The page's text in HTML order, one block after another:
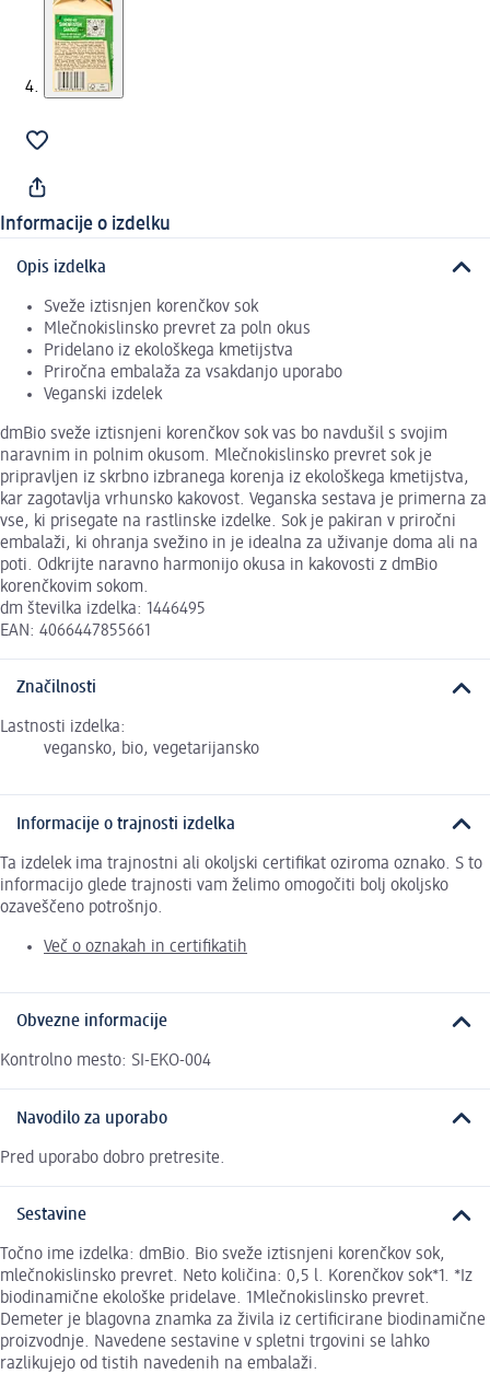
Informacije o izdelku
Opis izdelka
Sveže iztisnjen korenčkov sok
Mlečnokislinsko prevret za poln okus
Pridelano iz ekološkega kmetijstva
Priročna embalaža za vsakdanjo uporabo
Veganski izdelek
dmBio sveže iztisnjeni korenčkov sok vas bo navdušil s svojim
naravnim in polnim okusom. Mlečnokislinsko prevret sok je
pripravljen iz skrbno izbranega korenja iz ekološkega kmetijstva,
kar zagotavlja vrhunsko kakovost. Veganska sestava je primerna za
vse, ki prisegate na rastlinske izdelke. Sok je pakiran v priročni
embalaži, ki ohranja svežino in je idealna za uživanje doma ali na
poti. Odkrijte naravno harmonijo okusa in kakovosti z dmBio
korenčkovim sokom.
dm številka izdelka: 1446495
EAN: 4066447855661
Značilnosti
Lastnosti izdelka:
vegansko, bio, vegetarijansko
Informacije o trajnosti izdelka
Ta izdelek ima trajnostni ali okoljski certifikat oziroma oznako. S to
informacijo glede trajnosti vam želimo omogočiti bolj okoljsko
ozaveščeno potrošnjo.
Več o oznakah in certifikatih
Obvezne informacije
Kontrolno mesto: SI-EKO-004
Navodilo za uporabo
Pred uporabo dobro pretresite.
Sestavine
Točno ime izdelka: dmBio. Bio sveže iztisnjeni korenčkov sok,
mlečnokislinsko prevret. Neto količina: 0,5 l. Korenčkov sok*1. *Iz
biodinamične ekološke pridelave. 1Mlečnokislinsko prevret.
Demeter je blagovna znamka za živila iz certificirane biodinamične
proizvodnje. Navedene sestavine v spletni trgovini se lahko
razlikujejo od tistih navedenih na embalaži.